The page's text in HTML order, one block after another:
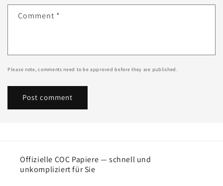
Comment *
Please note, comments need to be approved before they are published.
Offizielle COC Papiere — schnell und
unkompliziert für Sie